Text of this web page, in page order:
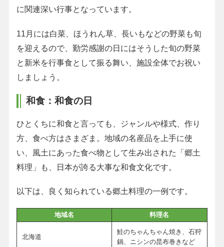
に関連深い行事となっています。
11月には白菜、ほうれん草、長いもなどの野菜も旬
を迎えるので、勤労感謝の日にはそうした旬の野菜
と新米を行事食として振る舞い、施設全体でお祝い
しましょう。
和食：和食の日
ひとくちに和食と言っても、ジャンルや様式、作り
方、食べ方はさまざま。地域の名産品を上手に使
い、風土にあった食べ物として生み出された「郷土
料理」も、日本が誇る大事な和食文化です。
以下は、良く知られている郷土料理の一例です。
地域名 料理名
北海道
鮭のちゃんちゃん焼き、石狩
鍋、ニシンの昆布巻きなど